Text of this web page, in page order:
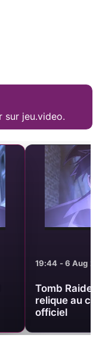
sur jeu.video.
19:44 - 6 Aug
Tomb
relique au
officiel